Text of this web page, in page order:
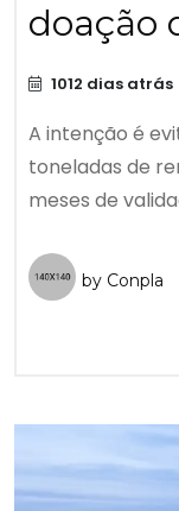
doação
1012 dias atrás
A intenção é
toneladas de
meses de
by Conpla